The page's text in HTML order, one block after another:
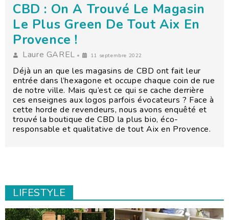
CBD : On A Trouvé Le Magasin
Le Plus Green De Tout Aix En
Provence !
Laure GAREL • 11 septembre 2022
Déjà un an que les magasins de CBD ont fait leur
entrée dans l’hexagone et occupe chaque coin de rue
de notre ville. Mais qu’est ce qui se cache derrière
ces enseignes aux logos parfois évocateurs ? Face à
cette horde de revendeurs, nous avons enquêté et
trouvé la boutique de CBD la plus bio, éco-
responsable et qualitative de tout Aix en Provence.
LIFESTYLE